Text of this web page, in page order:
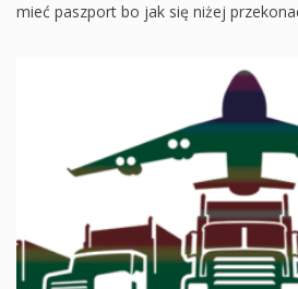
mieć paszport bo jak się niżej